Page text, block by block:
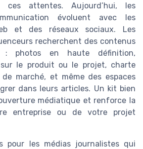
ces attentes. Aujourd’hui, les
évoluent avec les
et des réseaux sociaux. Les
recherchent des contenus
: photos en haute définition,
le produit ou le projet, charte
marché, et même des espaces
dans leurs articles. Un kit bien
médiatique et renforce la
entreprise ou de votre projet
pour les médias journalistes qui